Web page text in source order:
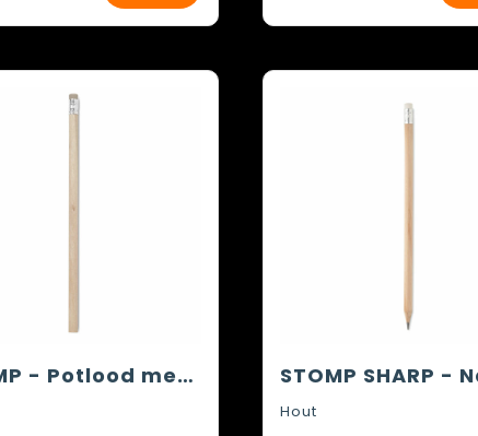
STOMP - Potlood met gum
Hout